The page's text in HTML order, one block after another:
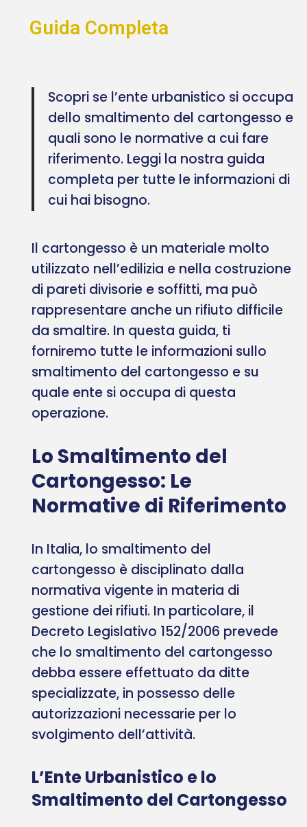
Guida Completa
Scopri se l’ente urbanistico si occupa
dello smaltimento del cartongesso e
quali sono le normative a cui fare
riferimento. Leggi la nostra guida
completa per tutte le informazioni di
cui hai bisogno.
Il cartongesso è un materiale molto
utilizzato nell’edilizia e nella costruzione
di pareti divisorie e soffitti, ma può
rappresentare anche un rifiuto difficile
da smaltire. In questa guida, ti
forniremo tutte le informazioni sullo
smaltimento del cartongesso e su
quale ente si occupa di questa
operazione.
Lo Smaltimento del
Cartongesso: Le
Normative di Riferimento
In Italia, lo smaltimento del
cartongesso è disciplinato dalla
normativa vigente in materia di
gestione dei rifiuti. In particolare, il
Decreto Legislativo 152/2006 prevede
che lo smaltimento del cartongesso
debba essere effettuato da ditte
specializzate, in possesso delle
autorizzazioni necessarie per lo
svolgimento dell’attività.
L’Ente Urbanistico e lo
Smaltimento del Cartongesso